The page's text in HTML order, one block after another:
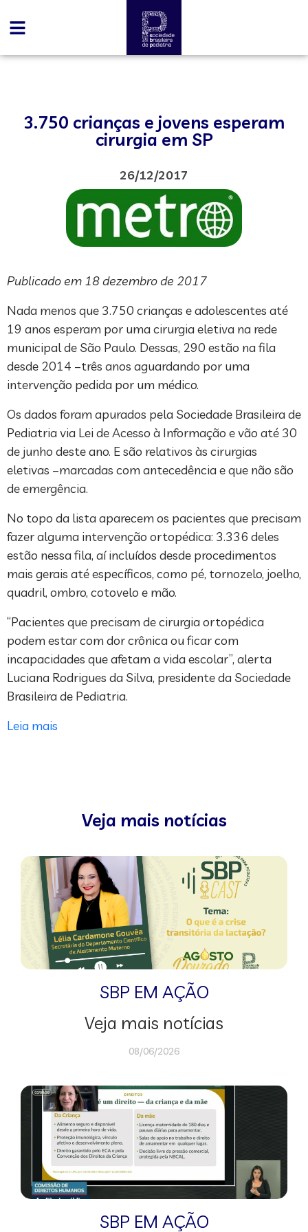
3.750 crianças e jovens esperam
cirurgia em SP
26/12/2017
Publicado em 18 dezembro de 2017
Nada menos que 3.750 crianças e adolescentes até
19 anos esperam por uma cirurgia eletiva na rede
municipal de São Paulo. Dessas, 290 estão na fila
desde 2014 –três anos aguardando por uma
intervenção pedida por um médico.
Os dados foram apurados pela Sociedade Brasileira de
Pediatria via Lei de Acesso à Informação e vão até 30
de junho deste ano. E são relativos às cirurgias
eletivas –marcadas com antecedência e que não são
de emergência.
No topo da lista aparecem os pacientes que precisam
fazer alguma intervenção ortopédica: 3.336 deles
estão nessa fila, aí incluídos desde procedimentos
mais gerais até específicos, como pé, tornozelo, joelho,
quadril, ombro, cotovelo e mão.
“Pacientes que precisam de cirurgia ortopédica
podem estar com dor crônica ou ficar com
incapacidades que afetam a vida escolar”, alerta
Luciana Rodrigues da Silva, presidente da Sociedade
Brasileira de Pediatria.
Leia mais
Veja mais notícias
SBP EM AÇÃO
Veja mais notícias
08/06/2026
SBP EM AÇÃO